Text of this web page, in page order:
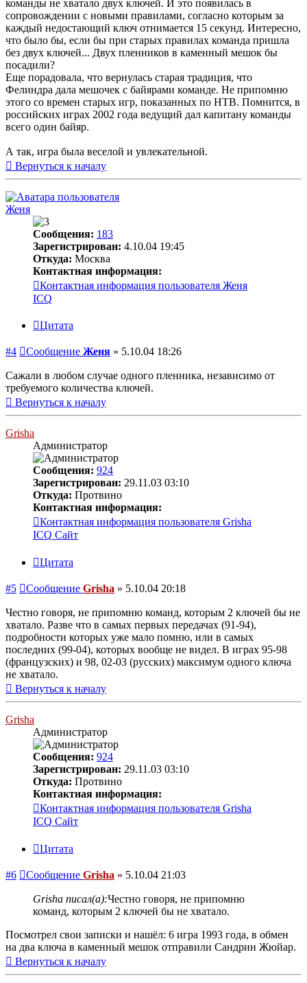
команды не хватало двух ключей. И это появилась в
сопровождении с новыми правилами, согласно которым за
каждый недостающий ключ отнимается 15 секунд. Интересно,
что было бы, если бы при старых правилах команда пришла
без двух ключей... Двух пленников в каменный мешок бы
посадили?
Еще порадовала, что вернулась старая традиция, что
Фелиндра дала мешочек с байярами команде. Не припомню
этого со времен старых игр, показанных по НТВ. Помнится, в
российских играх 2002 года ведущий дал капитану команды
всего один байяр.
А так, игра была веселой и увлекательной.
Вернуться к началу
Женя
Сообщения: 183
Зарегистрирован: 4.10.04 19:45
Откуда: Москва
Контактная информация:
Контактная информация пользователя Женя
ICQ
Цитата
#4 Сообщение Женя » 5.10.04 18:26
Сажали в любом случае одного пленника, независимо от
требуемого количества ключей.
Вернуться к началу
Grisha
Администратор
Сообщения: 924
Зарегистрирован: 29.11.03 03:10
Откуда: Протвино
Контактная информация:
Контактная информация пользователя Grisha
ICQ Сайт
Цитата
#5 Сообщение Grisha » 5.10.04 20:18
Честно говоря, не припомню команд, которым 2 ключей бы не
хватало. Разве что в самых первых передачах (91-94),
подробности которых уже мало помню, или в самых
последних (99-04), которых вообще не видел. В играх 95-98
(французских) и 98, 02-03 (русских) максимум одного ключа
не хватало.
Вернуться к началу
Grisha
Администратор
Сообщения: 924
Зарегистрирован: 29.11.03 03:10
Откуда: Протвино
Контактная информация:
Контактная информация пользователя Grisha
ICQ Сайт
Цитата
#6 Сообщение Grisha » 5.10.04 21:03
Grisha писал(а):Честно говоря, не припомню
команд, которым 2 ключей бы не хватало.
Посмотрел свои записки и нашёл: 6 игра 1993 года, в обмен
на два ключа в каменный мешок отправили Сандрин Жюйар.
Вернуться к началу